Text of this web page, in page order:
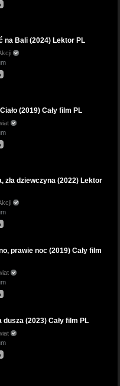
na Bali (2024) Lektor PL
(2019) Cały film PL
zła dziewczyna (2022) Lektor
prawie noc (2019) Cały film
dusza (2023) Cały film PL